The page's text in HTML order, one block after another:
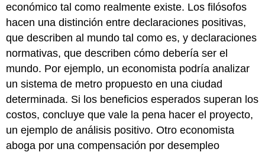
económico tal como realmente existe. Los filósofos
hacen una distinción entre declaraciones positivas,
que describen al mundo tal como es, y declaraciones
normativas, que describen cómo debería ser el
mundo. Por ejemplo, un economista podría analizar
un sistema de metro propuesto en una ciudad
determinada. Si los beneficios esperados superan los
costos, concluye que vale la pena hacer el proyecto,
un ejemplo de análisis positivo. Otro economista
aboga por una compensación por desempleo